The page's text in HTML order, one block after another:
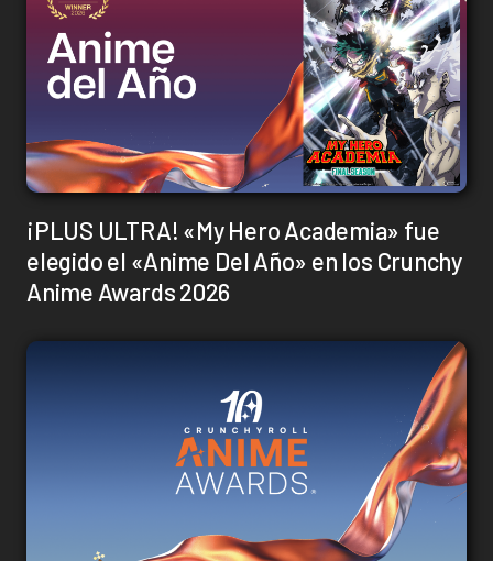
¡PLUS ULTRA! «My Hero Academia» fue
elegido el «Anime Del Año» en los Crunchy
Anime Awards 2026